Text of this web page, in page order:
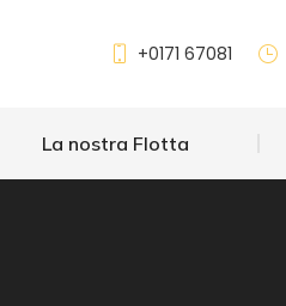
+0171 67081
La nostra Flotta